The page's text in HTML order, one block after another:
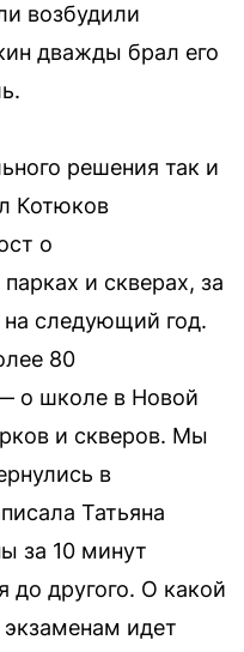
возбудили
дважды брал его
решения так и
Котюков
о
и скверах, за
следующий год.
80
о школе в Новой
и скверов. Мы
в
Татьяна
за 10 минут
до другого. О какой
экзаменам идет